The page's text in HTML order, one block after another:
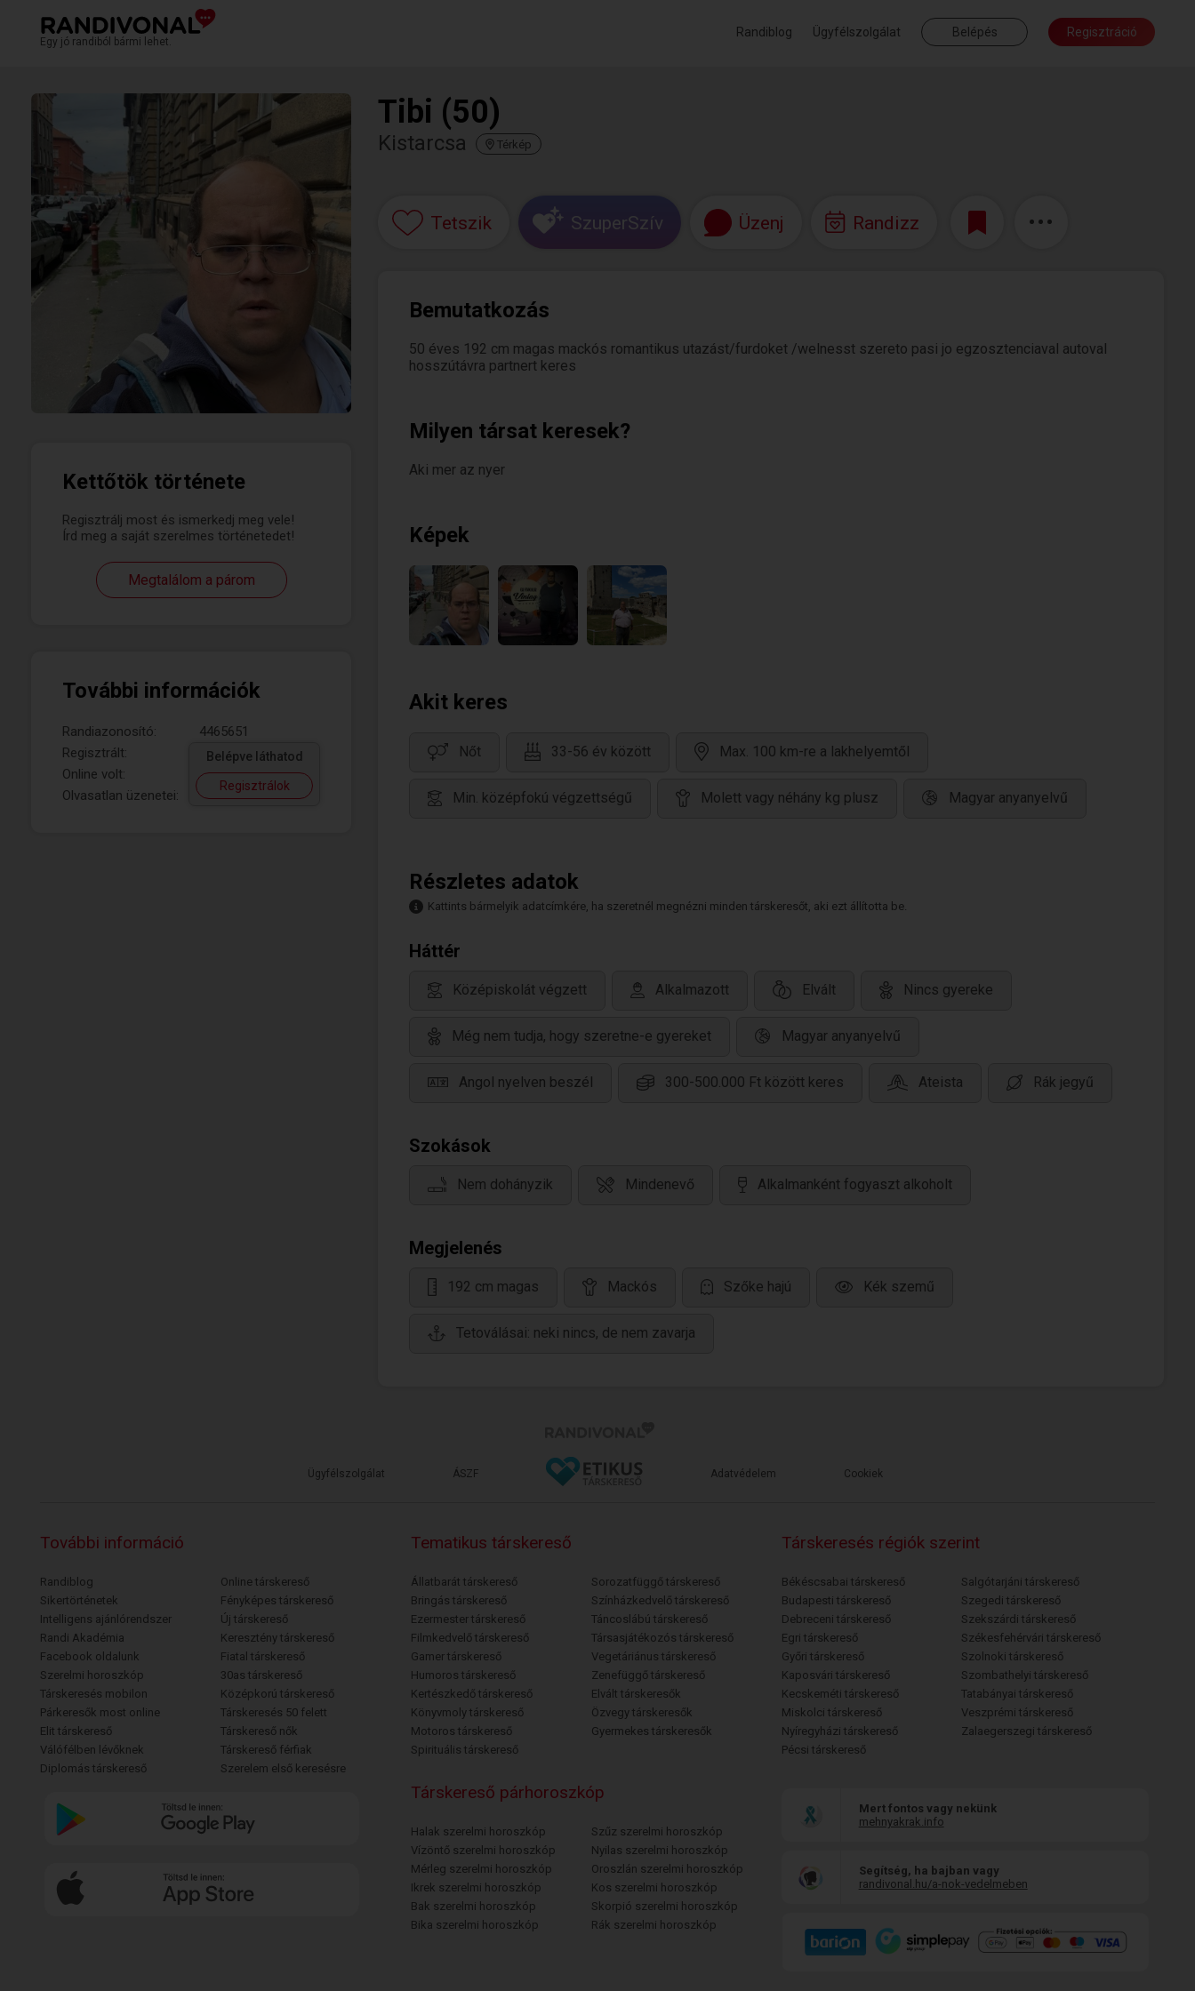
Egy jó randiból bármi lehet.
Randiblog Ügyfélszolgálat Belépés Regisztráció
Kettőtök története
Regisztrálj most és ismerkedj meg vele!
Írd meg a saját szerelmes történetedet!
Megtalálom a párom
További információk
Randiazonosító:
4465651
Regisztrált:
Online volt:
Olvasatlan üzenetei:
Belépve láthatod
Regisztrálok
Tibi (50)
Kistarcsa Térkép
Tetszik SzuperSzív Üzenj Randizz
Bemutatkozás
50 éves 192 cm magas mackós romantikus utazást/furdoket /welnesst szereto pasi jo egzosztenciaval autoval
hosszútávra partnert keres
Milyen társat keresek?
Aki mer az nyer
Képek
Akit keres
Nőt 33-56 év között Max. 100 km-re a lakhelyemtől
Min. középfokú végzettségű Molett vagy néhány kg plusz Magyar anyanyelvű
Részletes adatok
Kattints bármelyik adatcímkére, ha szeretnél megnézni minden társkeresőt, aki ezt állította be.
Háttér
Középiskolát végzett Alkalmazott Elvált Nincs gyereke
Még nem tudja, hogy szeretne-e gyereket Magyar anyanyelvű
Angol nyelven beszél 300-500.000 Ft között keres Ateista Rák jegyű
Szokások
Nem dohányzik Mindenevő Alkalmanként fogyaszt alkoholt
Megjelenés
192 cm magas Mackós Szőke hajú Kék szemű
Tetoválásai: neki nincs, de nem zavarja
Ügyfélszolgálat ÁSZF Adatvédelem Cookiek
További információ
Randiblog
Sikertörténetek
Intelligens ajánlórendszer
Randi Akadémia
Facebook oldalunk
Szerelmi horoszkóp
Társkeresés mobilon
Párkeresők most online
Elit társkereső
Válófélben lévőknek
Diplomás társkereső
Online társkereső
Fényképes társkereső
Új társkereső
Keresztény társkereső
Fiatal társkereső
30as társkereső
Középkorú társkereső
Társkeresés 50 felett
Társkereső nők
Társkereső férfiak
Szerelem első keresésre
Tematikus társkereső
Állatbarát társkereső
Bringás társkereső
Ezermester társkereső
Filmkedvelő társkereső
Gamer társkereső
Humoros társkereső
Kertészkedő társkereső
Könyvmoly társkereső
Motoros társkereső
Spirituális társkereső
Sorozatfüggő társkereső
Színházkedvelő társkereső
Táncoslábú társkereső
Társasjátékozós társkereső
Vegetáriánus társkereső
Zenefüggő társkereső
Elvált társkeresők
Özvegy társkeresők
Gyermekes társkeresők
Társkeresés régiók szerint
Békéscsabai társkereső
Budapesti társkereső
Debreceni társkereső
Egri társkereső
Győri társkereső
Kaposvári társkereső
Kecskeméti társkereső
Miskolci társkereső
Nyíregyházi társkereső
Pécsi társkereső
Salgótarjáni társkereső
Szegedi társkereső
Szekszárdi társkereső
Székesfehérvári társkereső
Szolnoki társkereső
Szombathelyi társkereső
Tatabányai társkereső
Veszprémi társkereső
Zalaegerszegi társkereső
Társkereső párhoroszkóp
Halak szerelmi horoszkóp
Vízöntő szerelmi horoszkóp
Mérleg szerelmi horoszkóp
Ikrek szerelmi horoszkóp
Bak szerelmi horoszkóp
Bika szerelmi horoszkóp
Szűz szerelmi horoszkóp
Nyilas szerelmi horoszkóp
Oroszlán szerelmi horoszkóp
Kos szerelmi horoszkóp
Skorpió szerelmi horoszkóp
Rák szerelmi horoszkóp
Mert fontos vagy nekünk
mehnyakrak.info
Segítség, ha bajban vagy
randivonal.hu/a-nok-vedelmeben